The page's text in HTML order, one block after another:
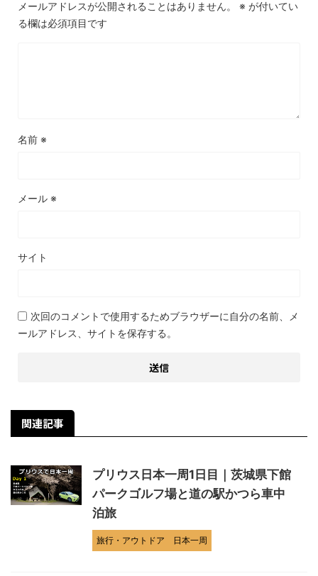
メールアドレスが公開されることはありません。 ※ が付いてい
る欄は必須項目です
名前 ※
メール ※
サイト
次回のコメントで使用するためブラウザーに自分の名前、メ
ールアドレス、サイトを保存する。
関連記事
プリウス日本一周1日目｜茨城県下館
パークゴルフ場と道の駅かつら車中
泊旅
旅行・アウトドア 日本一周